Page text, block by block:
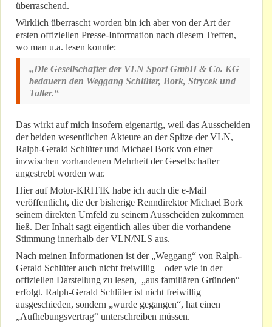
überraschend.
Wirklich überrascht worden bin ich aber von der Art der
ersten offiziellen Presse-Information nach diesem Treffen,
wo man u.a. lesen konnte:
„Die Gesellschafter der VLN Sport GmbH & Co. KG
bedauern den Weggang Schlüter, Bork, Strycek und
Taller.“
Das wirkt auf mich insofern eigenartig, weil das Ausscheiden
der beiden wesentlichen Akteure an der Spitze der VLN,
Ralph-Gerald Schlüter und Michael Bork von einer
inzwischen vorhandenen Mehrheit der Gesellschafter
angestrebt worden war.
Hier auf Motor-KRITIK habe ich auch die e-Mail
veröffentlicht, die der bisherige Renndirektor Michael Bork
seinem direkten Umfeld zu seinem Ausscheiden zukommen
ließ. Der Inhalt sagt eigentlich alles über die vorhandene
Stimmung innerhalb der VLN/NLS aus.
Nach meinen Informationen ist der „Weggang“ von Ralph-
Gerald Schlüter auch nicht freiwillig – oder wie in der
offiziellen Darstellung zu lesen, „aus familiären Gründen“
erfolgt. Ralph-Gerald Schlüter ist nicht freiwillig
ausgeschieden, sondern „wurde gegangen“, hat einen
„Aufhebungsvertrag“ unterschreiben müssen.